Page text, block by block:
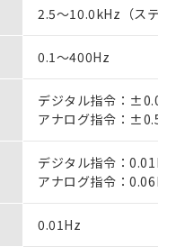
2.5～10.0kHz（ステ
0.1～400Hz
デジタル指令：
アナログ指令：±0.5
デジタル指令：
アナログ指令：
0.01Hz